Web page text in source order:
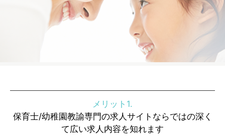
メリット1.
保育士/幼稚園教諭専門の求人サイトならではの深く
て広い求人内容を知れます